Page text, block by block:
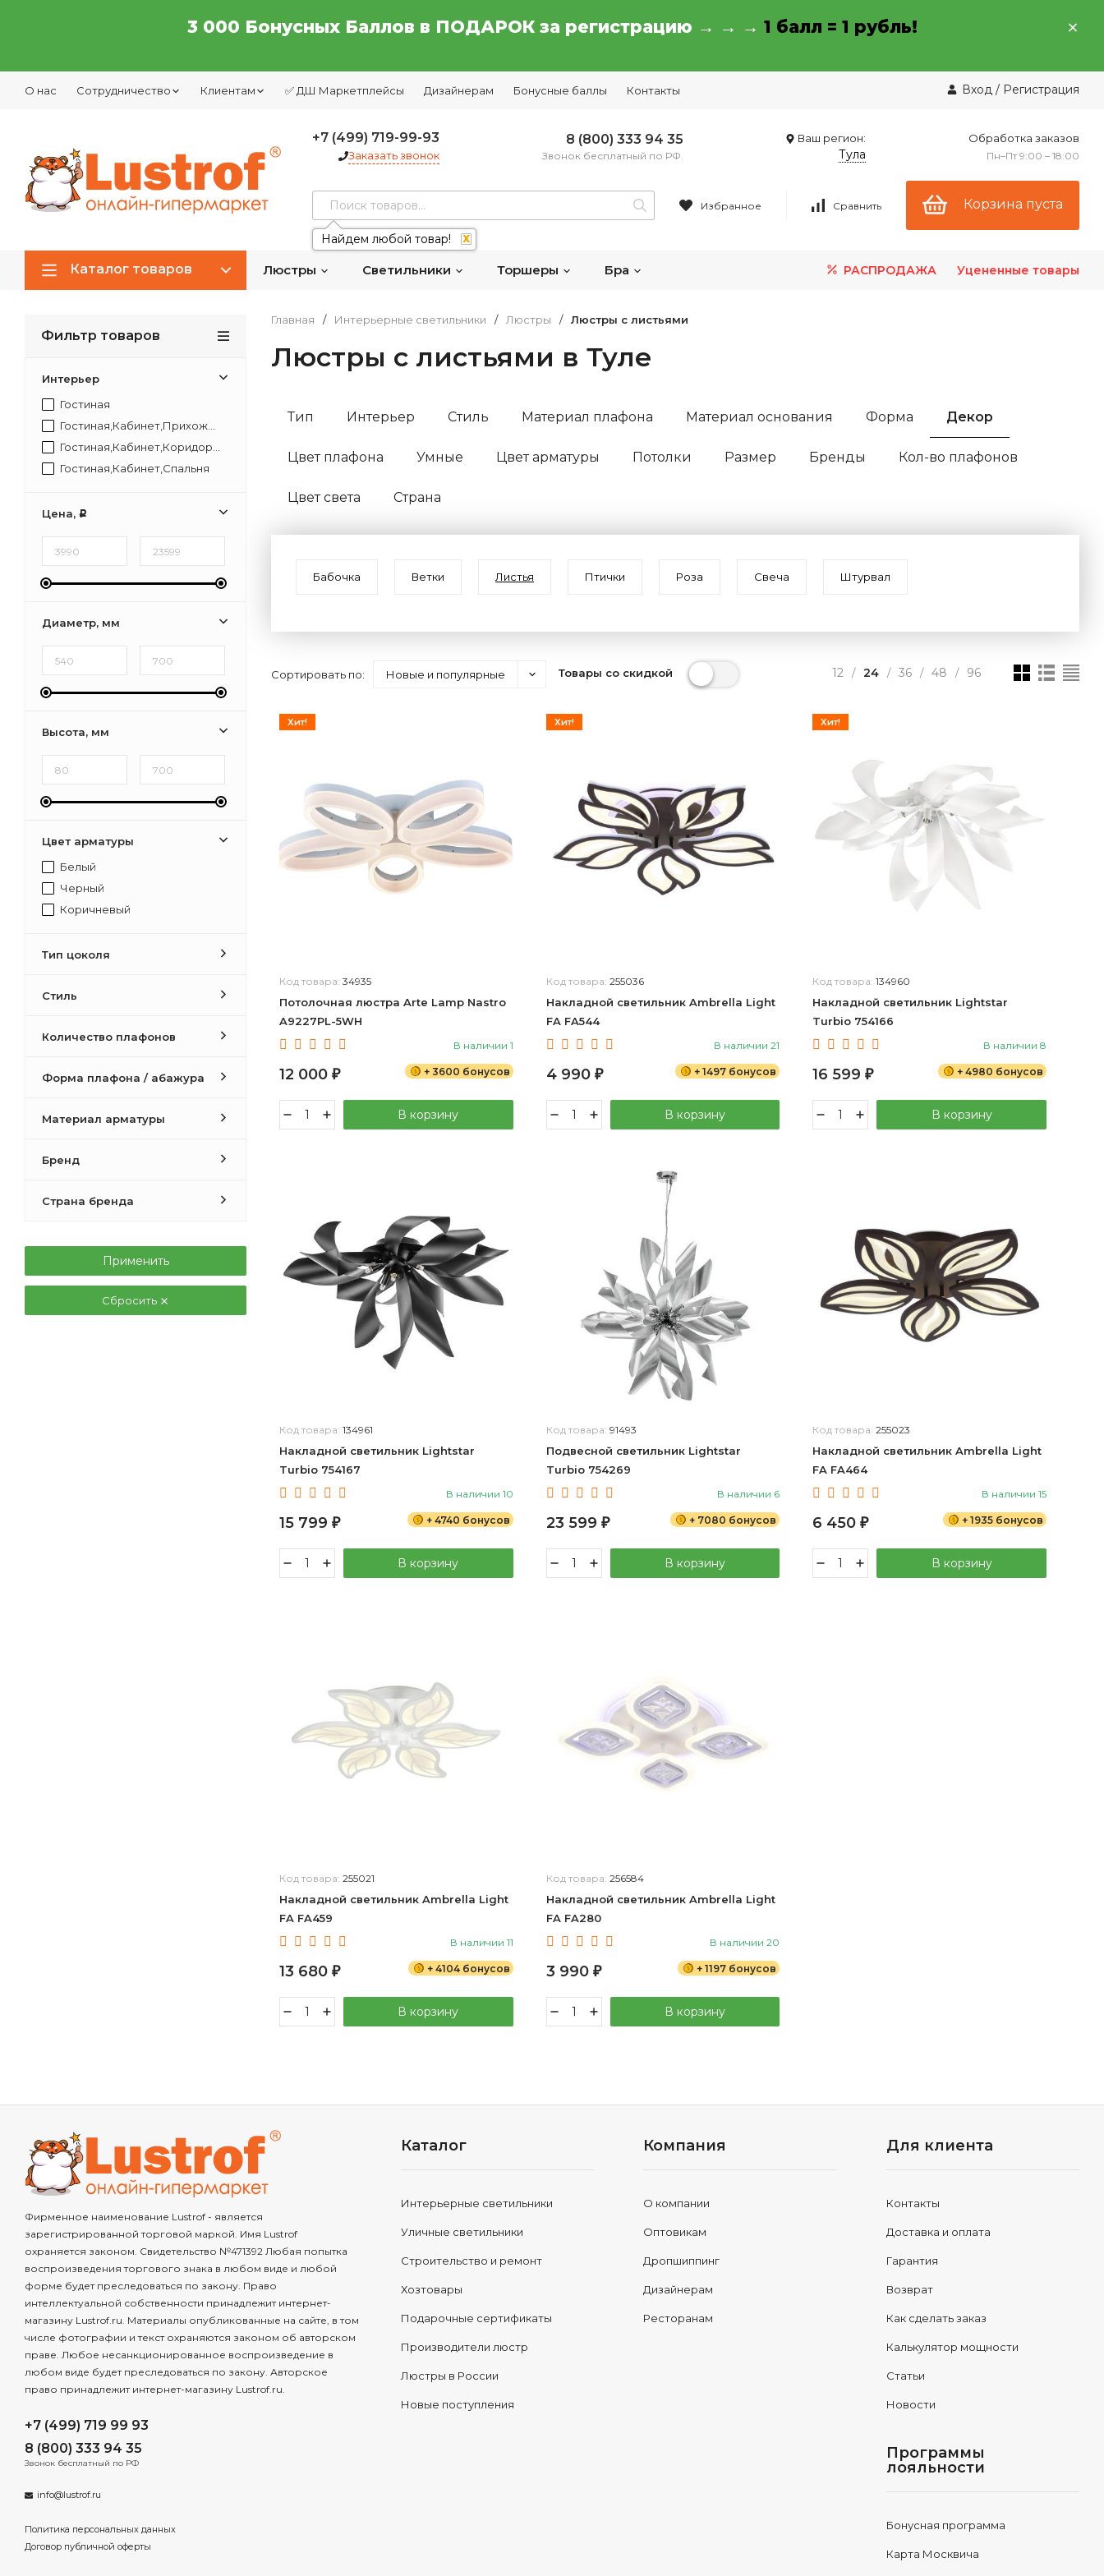
3 000 Бонусных Баллов в ПОДАРОК за регистрацию → → → 1 балл = 1 рубль!
О нас Сотрудничество Клиентам ✅ ДШ Маркетплейсы Дизайнерам Бонусные баллы Контакты Вход / Регистрация
+7 (499) 719-99-93
Заказать звонок
8 (800) 333 94 35
Звонок бесплатный по РФ.
Ваш регион:
Тула
Обработка заказов
Пн–Пт 9:00 – 18:00
Найдем любой товар! X
Избранное Сравнить Корзина пуста
Каталог товаров Люстры Светильники Торшеры Бра РАСПРОДАЖА Уцененные товары
Фильтр товаров
Интерьер
Гостиная
Гостиная,Кабинет,Прихожая,Спальня
Гостиная,Кабинет,Коридор,Прихожая,Спальня
Гостиная,Кабинет,Спальня
Цена, Р
Диаметр, мм
Высота, мм
Цвет арматуры
Белый
Черный
Коричневый
Тип цоколя
Стиль
Количество плафонов
Форма плафона / абажура
Материал арматуры
Бренд
Страна бренда
Применить
Сбросить
Главная / Интерьерные светильники / Люстры / Люстры с листьями
Люстры с листьями в Туле
Тип Интерьер Стиль Материал плафона Материал основания Форма Декор
Цвет плафона Умные Цвет арматуры Потолки Размер Бренды Кол-во плафонов
Цвет света Страна
Бабочка Ветки Листья Птички Роза Свеча Штурвал
Сортировать по: Новые и популярные Товары со скидкой 12 / 24 / 36 / 48 / 96
Хит!
Код товара: 34935
Потолочная люстра Arte Lamp Nastro
A9227PL-5WH
В наличии 1
12 000 ₽ + 3600 бонусов
В корзину
Хит!
Код товара: 255036
Накладной светильник Ambrella Light
FA FA544
В наличии 21
4 990 ₽ + 1497 бонусов
В корзину
Хит!
Код товара:134960
Накладной светильник Lightstar
Turbio 754166
В наличии 8
16 599₽ + 4980 бонусов
В корзину
Код товара: 134961
Накладной светильник Lightstar
Turbio 754167
В наличии 10
15 799 ₽ + 4740 бонусов
В корзину
Код товара: 91493
Подвесной светильник Lightstar
Turbio 754269
В наличии 6
23 599 ₽ + 7080 бонусов
В корзину
Код товара:255023
Накладной светильник Ambrella Light
FA FA464
В наличии 15
6 450₽ + 1935 бонусов
В корзину
Код товара: 255021
Накладной светильник Ambrella Light
FA FA459
В наличии 11
13 680 ₽ + 4104 бонусов
В корзину
Код товара: 256584
Накладной светильник Ambrella Light
FA FA280
В наличии 20
3 990 ₽ + 1197 бонусов
В корзину
Фирменное наименование Lustrof - является
зарегистрированной торговой маркой. Имя Lustrof
охраняется законом. Свидетельство №471392 Любая попытка
воспроизведения торгового знака в любом виде и любой
форме будет преследоваться по закону. Право
интеллектуальной собственности принадлежит интернет-
магазину Lustrof.ru. Материалы опубликованные на сайте, в том
числе фотографии и текст охраняются законом об авторском
праве. Любое несанкционированное воспроизведение в
любом виде будет преследоваться по закону. Авторское
право принадлежит интернет-магазину Lustrof.ru.
+7 (499) 719 99 93
8 (800) 333 94 35
Звонок бесплатный по РФ
info@lustrof.ru
Политика персональных данных
Договор публичной оферты
Каталог
Интерьерные светильники
Уличные светильники
Строительство и ремонт
Хозтовары
Подарочные сертификаты
Производители люстр
Люстры в России
Новые поступления
Компания
О компании
Оптовикам
Дропшиппинг
Дизайнерам
Ресторанам
Для клиента
Контакты
Доставка и оплата
Гарантия
Возврат
Как сделать заказ
Калькулятор мощности
Статьи
Новости
Программы
лояльности
Бонусная программа
Карта Москвича